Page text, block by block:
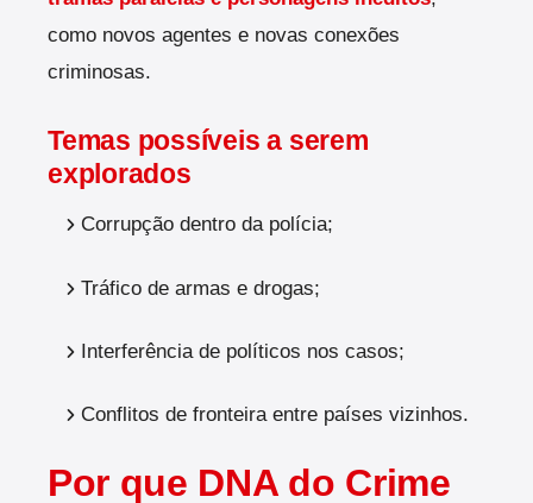
como novos agentes e novas conexões
criminosas.
Temas possíveis a serem
explorados
Corrupção dentro da polícia;
Tráfico de armas e drogas;
Interferência de políticos nos casos;
Conflitos de fronteira entre países vizinhos.
Por que DNA do Crime